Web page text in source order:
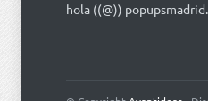
hola ((@))